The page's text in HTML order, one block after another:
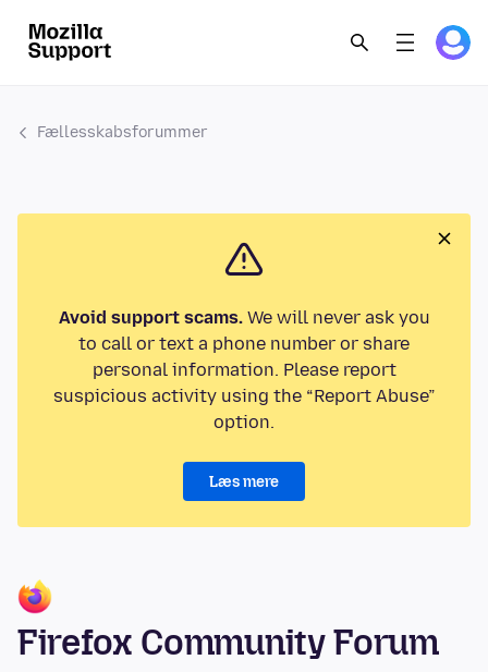
Fællesskabsforummer
Avoid support scams.We will never ask you
to call or text a phone number or share
personal information. Please report
suspicious activity using the “Report Abuse”
option.
Læs mere
Firefox Community Forum